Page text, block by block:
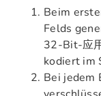
Beim
Felds
32-Bit-应
kodiert im
Bei jedem